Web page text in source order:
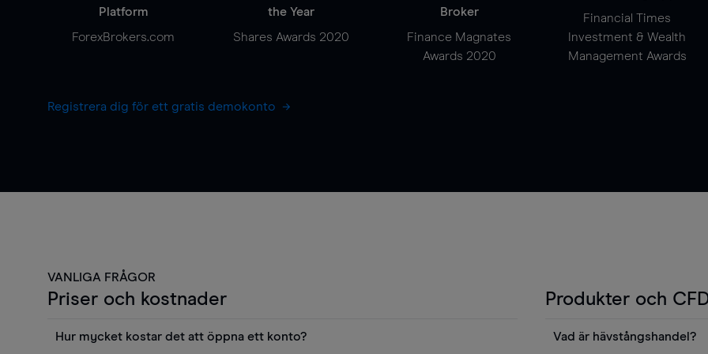
Platform
ForexBrokers.com
the Year
Shares Awards 2020
Broker
Finance Magnates
Awards 2020
Financial Times
Investment & Wealth
Management Awards
Registrera dig för ett gratis demokonto
VANLIGA FRÅGOR
Priser och kostnader
Hur mycket kostar det att öppna ett konto?
Produkter och
Vad är hävstångshandel?